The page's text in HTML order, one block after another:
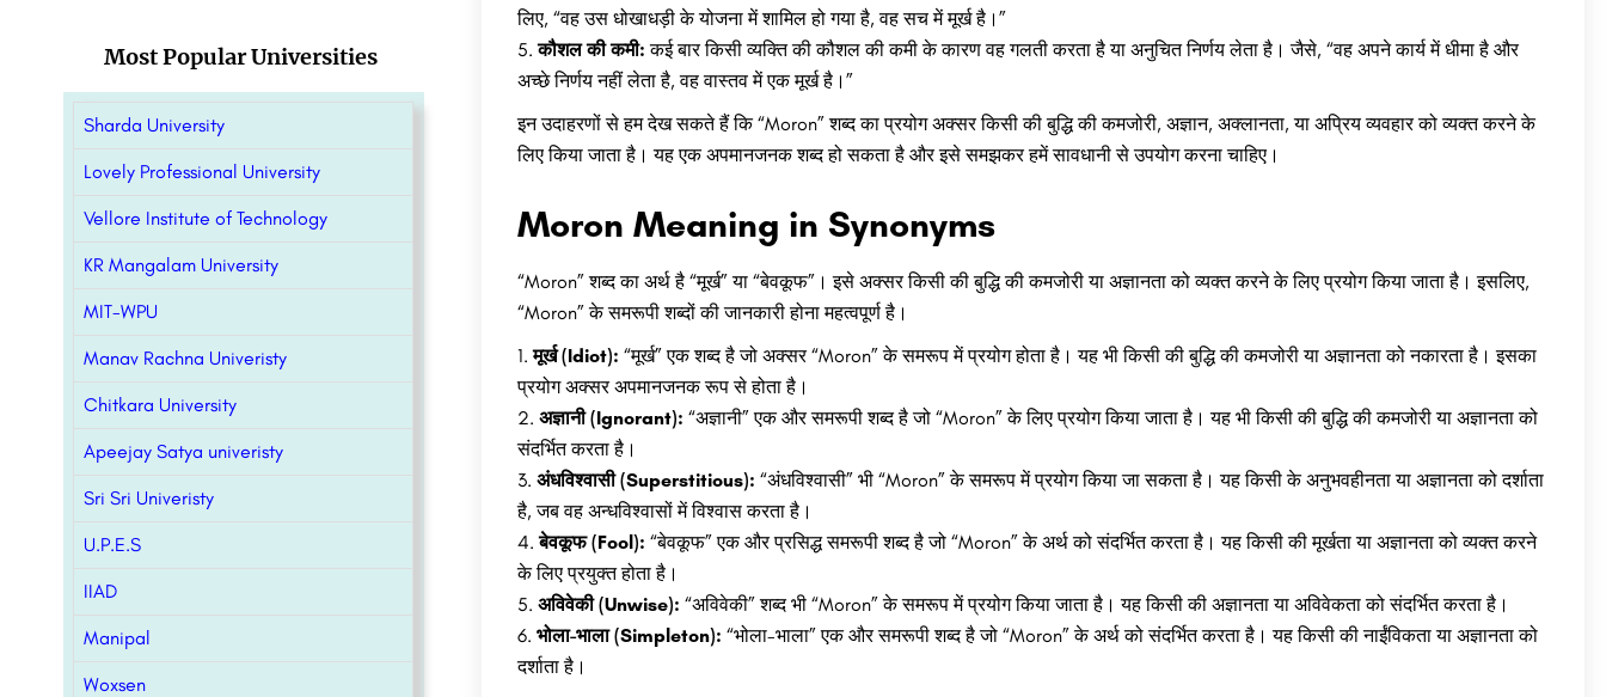
Most Popular Universities
Sharda University
Lovely Professional University
Vellore Institute of Technology
KR Mangalam University
MIT-WPU
Manav Rachna Univeristy
Chitkara University
Apeejay Satya univeristy
Sri Sri Univeristy
U.P.E.S
IIAD
Manipal
Woxsen
लिए, “वह उस धोखाधड़ी के योजना में शामिल हो गया है, वह सच में मूर्ख है।”
कौशल की कमी: कई बार किसी व्यक्ति की कौशल की कमी के कारण वह गलती करता है या अनुचित निर्णय लेता है। जैसे, “वह अपने कार्य में धीमा है और
अच्छे निर्णय नहीं लेता है, वह वास्तव में एक मूर्ख है।”
इन उदाहरणों से हम देख सकते हैं कि “Moron” शब्द का प्रयोग अक्सर किसी की बुद्धि की कमजोरी, अज्ञान, अक्लानता, या अप्रिय व्यवहार को व्यक्त करने के
लिए किया जाता है। यह एक अपमानजनक शब्द हो सकता है और इसे समझकर हमें सावधानी से उपयोग करना चाहिए।
Moron Meaning in Synonyms
“Moron” शब्द का अर्थ है “मूर्ख” या “बेवकूफ”। इसे अक्सर किसी की बुद्धि की कमजोरी या अज्ञानता को व्यक्त करने के लिए प्रयोग किया जाता है। इसलिए,
“Moron” के समरूपी शब्दों की जानकारी होना महत्वपूर्ण है।
मूर्ख (Idiot): “मूर्ख” एक शब्द है जो अक्सर “Moron” के समरूप में प्रयोग होता है। यह भी किसी की बुद्धि की कमजोरी या अज्ञानता को नकारता है। इसका
प्रयोग अक्सर अपमानजनक रूप से होता है।
अज्ञानी (Ignorant): “अज्ञानी” एक और समरूपी शब्द है जो “Moron” के लिए प्रयोग किया जाता है। यह भी किसी की बुद्धि की कमजोरी या अज्ञानता को
संदर्भित करता है।
अंधविश्वासी (Superstitious): “अंधविश्वासी” भी “Moron” के समरूप में प्रयोग किया जा सकता है। यह किसी के अनुभवहीनता या अज्ञानता को दर्शाता
है, जब वह अन्धविश्वासों में विश्वास करता है।
बेवकूफ (Fool): “बेवकूफ” एक और प्रसिद्ध समरूपी शब्द है जो “Moron” के अर्थ को संदर्भित करता है। यह किसी की मूर्खता या अज्ञानता को व्यक्त करने
के लिए प्रयुक्त होता है।
अविवेकी (Unwise): “अविवेकी” शब्द भी “Moron” के समरूप में प्रयोग किया जाता है। यह किसी की अज्ञानता या अविवेकता को संदर्भित करता है।
भोला-भाला (Simpleton): “भोला-भाला” एक और समरूपी शब्द है जो “Moron” के अर्थ को संदर्भित करता है। यह किसी की नाईंविकता या अज्ञानता को
दर्शाता है।